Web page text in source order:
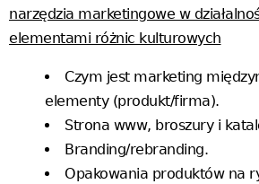
narzędzia marketingowe w
elementami różnic kulturowych
Czym jest marketing
elementy (produkt/firma).
Strona www, broszury i
Branding/rebranding.
Opakowania produktów na